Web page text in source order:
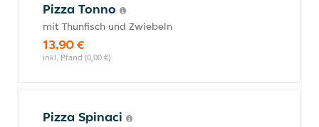
Pizza Tonno
mit Thunfisch und Zwiebeln
13,90 €
inkl. Pfand (0,00 €)
Pizza Spinaci